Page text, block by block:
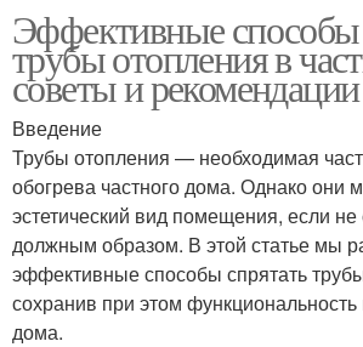
Эффективные способы
трубы отопления в
советы и рекомендации
Введение
Трубы отопления — необходимая
обогрева частного дома. Однако они
эстетический вид помещения, если не
должным образом. В этой статье мы
эффективные способы спрятать
сохранив при этом
дома.